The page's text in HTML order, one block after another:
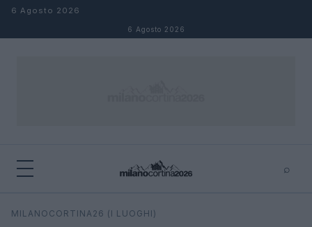
Salta al contenuto
6 Agosto 2026
6 Agosto 2026
⌕
Cerca
MILANOCORTINA26 (I LUOGHI)